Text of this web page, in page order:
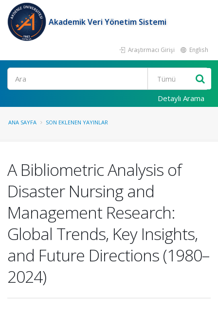
Akademik Veri Yönetim Sistemi
Araştırmacı Girişi English
Ara
Detaylı Arama
ANA SAYFA SON EKLENEN YAYINLAR
A Bibliometric Analysis of
Disaster Nursing and
Management Research:
Global Trends, Key Insights,
and Future Directions (1980–
2024)